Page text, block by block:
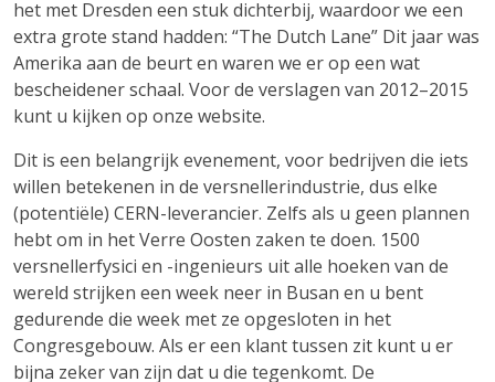
het met Dresden een stuk dichterbij, waardoor we een
extra grote stand hadden: “The Dutch Lane” Dit jaar was
Amerika aan de beurt en waren we er op een wat
bescheidener schaal. Voor de verslagen van 2012–2015
kunt u kijken op onze website.
Dit is een belangrijk evenement, voor bedrijven die iets
willen betekenen in de versnellerindustrie, dus elke
(potentiële) CERN-leverancier. Zelfs als u geen plannen
hebt om in het Verre Oosten zaken te doen. 1500
versnellerfysici en -ingenieurs uit alle hoeken van de
wereld strijken een week neer in Busan en u bent
gedurende die week met ze opgesloten in het
Congresgebouw. Als er een klant tussen zit kunt u er
bijna zeker van zijn dat u die tegenkomt. De